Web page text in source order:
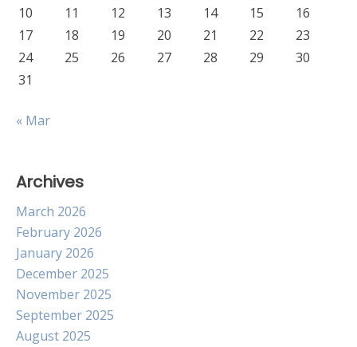
10
11 12 13 14 15
16
17
18 19 20 21 22
23
24
25 26 27 28 29
30
31
« Mar
Archives
March 2026
February 2026
January 2026
December 2025
November 2025
September 2025
August 2025